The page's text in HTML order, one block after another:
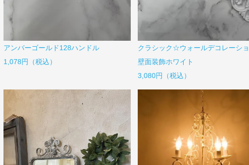
アンバーゴールド128ハンドル
1,078円（税込）
クラシック☆ウォールデコレーシ
壁面装飾ホワイト
3,080円（税込）